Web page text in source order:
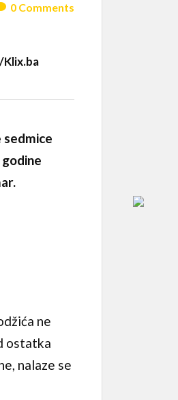
0Comments
Klix.ba
sedmice
ne
ostatka
nalaze se